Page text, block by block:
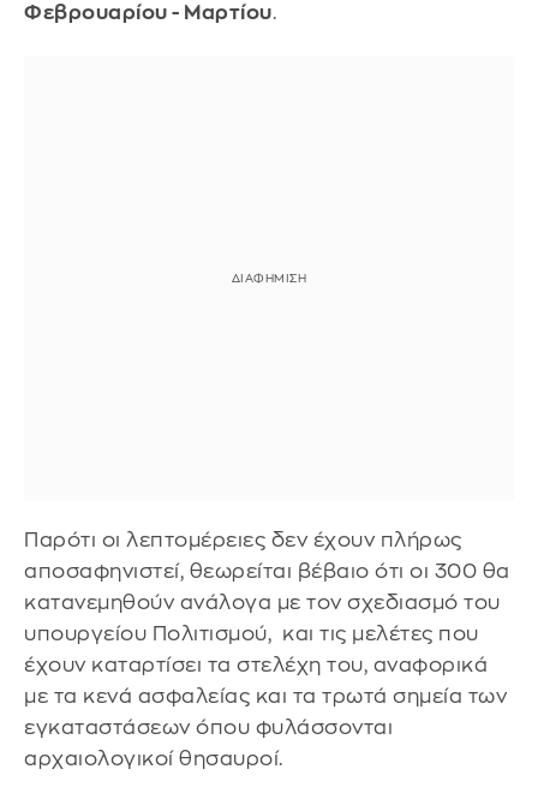
Φεβρουαρίου - Μαρτίου.
Παρότι οι λεπτομέρειες δεν έχουν πλήρως
αποσαφηνιστεί, θεωρείται βέβαιο ότι οι 300 θα
κατανεμηθούν ανάλογα με τον σχεδιασμό του
υπουργείου Πολιτισμού, και τις μελέτες που
έχουν καταρτίσει τα στελέχη του, αναφορικά
με τα κενά ασφαλείας και τα τρωτά σημεία των
εγκαταστάσεων όπου φυλάσσονται
αρχαιολογικοί θησαυροί.